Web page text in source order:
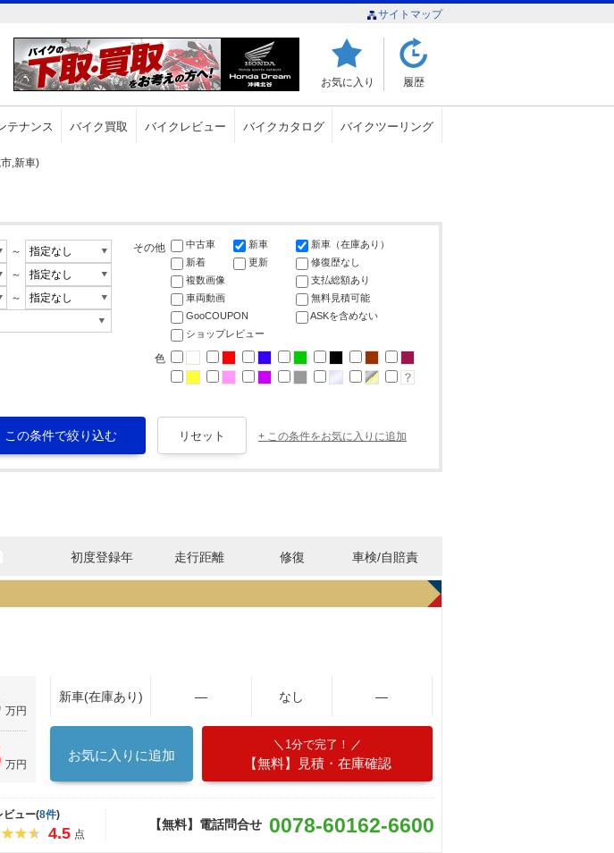
サイトマップ
お気に入り 履歴
テナンス バイク買取 バイクレビュー バイクカタログ バイクツーリング
,新車)
～
～
～
その他 中古車 新車
新車（在庫あり）
新着
更新
修復歴なし
複数画像
支払総額あり
車両動画
無料見積可能
GooCOUPON
ASKを含めない
ショップレビュー
色
+ この条件をお気に入りに追加
初度登録年 走行距離 修復 車検/自賠責
万円
万円
新車(在庫あり) ― なし ―
お気に入りに追加
1分で完了！
【無料】見積・在庫確認
ビュー(8件)
4.5 点
【無料】電話問合せ 0078-60162-6600